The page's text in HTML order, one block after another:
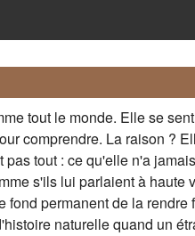
tout le monde. Elle se
comprendre. La raison ?
tout : ce qu'elle n'a
s'ils lui parlaient à haute
fond permanent de la rendre
naturelle quand un